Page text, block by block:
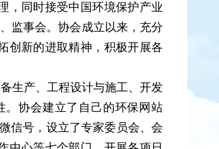
， 同时接受中国环境保护产业
监事会。协会成立以来，充分
创新的进取精神，积极开展各
生产、工程设计与施工、开发
。协会建立了自己的环保网站
信号， 设立了专家委员会、会